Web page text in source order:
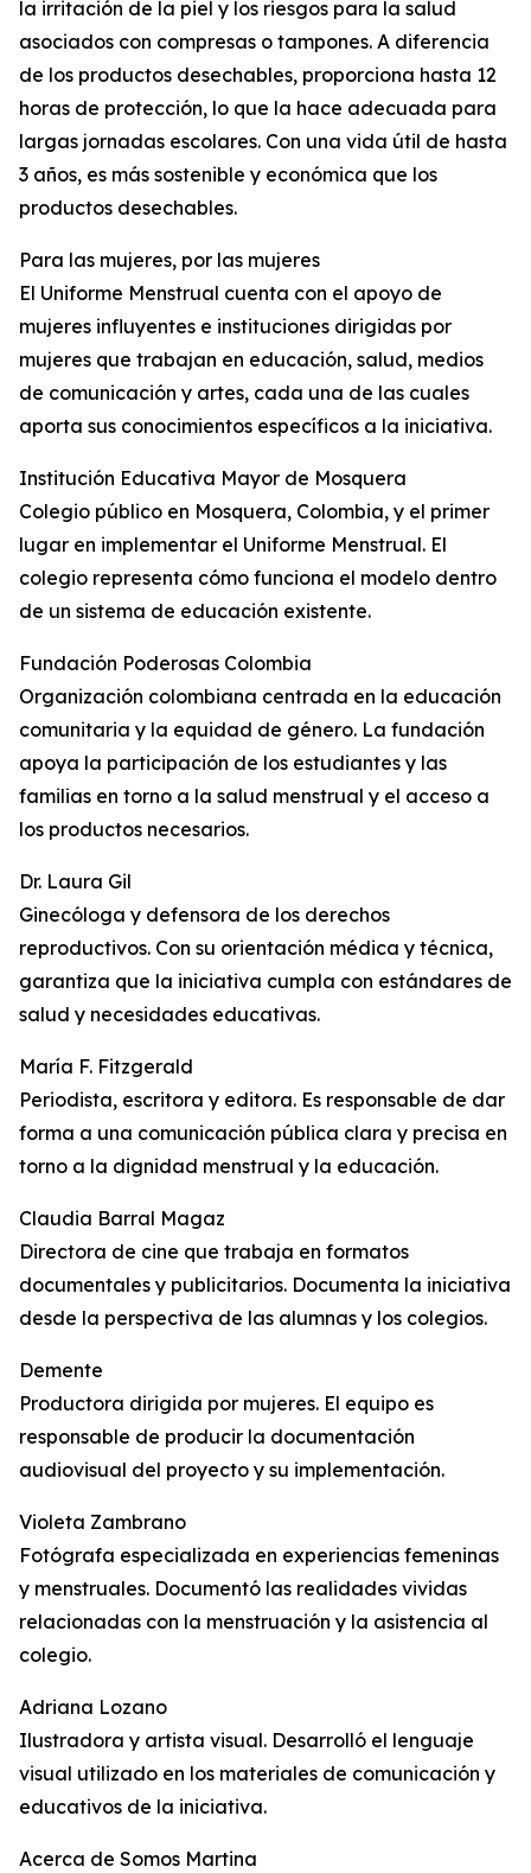
la irritación de la piel y los riesgos para la salud
asociados con compresas o tampones. A diferencia
de los productos desechables, proporciona hasta 12
horas de protección, lo que la hace adecuada para
largas jornadas escolares. Con una vida útil de hasta
3 años, es más sostenible y económica que los
productos desechables.
Para las mujeres, por las mujeres
El Uniforme Menstrual cuenta con el apoyo de
mujeres influyentes e instituciones dirigidas por
mujeres que trabajan en educación, salud, medios
de comunicación y artes, cada una de las cuales
aporta sus conocimientos específicos a la iniciativa.
Institución Educativa Mayor de Mosquera
Colegio público en Mosquera, Colombia, y el primer
lugar en implementar el Uniforme Menstrual. El
colegio representa cómo funciona el modelo dentro
de un sistema de educación existente.
Fundación Poderosas Colombia
Organización colombiana centrada en la educación
comunitaria y la equidad de género. La fundación
apoya la participación de los estudiantes y las
familias en torno a la salud menstrual y el acceso a
los productos necesarios.
Dr. Laura Gil
Ginecóloga y defensora de los derechos
reproductivos. Con su orientación médica y técnica,
garantiza que la iniciativa cumpla con estándares de
salud y necesidades educativas.
María F. Fitzgerald
Periodista, escritora y editora. Es responsable de dar
forma a una comunicación pública clara y precisa en
torno a la dignidad menstrual y la educación.
Claudia Barral Magaz
Directora de cine que trabaja en formatos
documentales y publicitarios. Documenta la iniciativa
desde la perspectiva de las alumnas y los colegios.
Demente
Productora dirigida por mujeres. El equipo es
responsable de producir la documentación
audiovisual del proyecto y su implementación.
Violeta Zambrano
Fotógrafa especializada en experiencias femeninas
y menstruales. Documentó las realidades vividas
relacionadas con la menstruación y la asistencia al
colegio.
Adriana Lozano
Ilustradora y artista visual. Desarrolló el lenguaje
visual utilizado en los materiales de comunicación y
educativos de la iniciativa.
Acerca de Somos Martina